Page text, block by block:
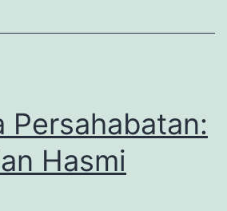
Minangkabau
Persahabatan:
Hasmi